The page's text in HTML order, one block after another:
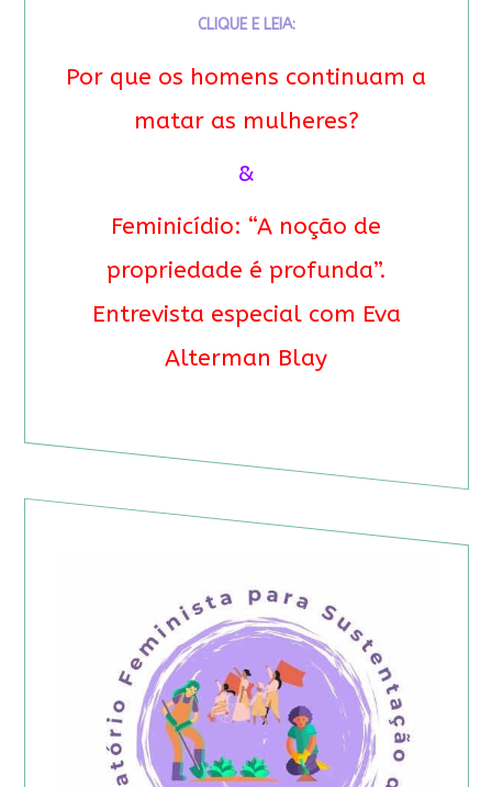
CLIQUE E LEIA:
Por que os homens continuam a
matar as mulheres?
&
Feminicídio: “A noção de
propriedade é profunda”.
Entrevista especial com Eva
Alterman Blay